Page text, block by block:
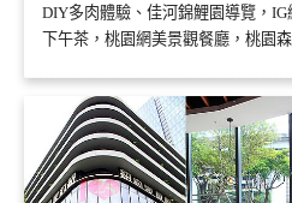
DIY多肉體驗、佳河錦鯉園導覽，
下午茶，桃園網美景觀餐廳，桃園